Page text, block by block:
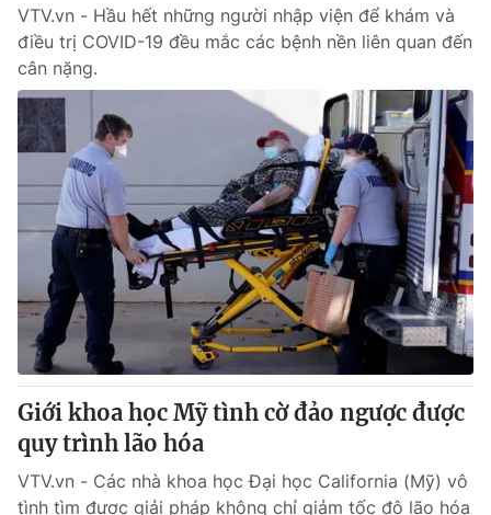
® Cấm sao chép dưới mọi hình thức nếu không có sự chấp
thuận bằng văn bản. Ghi rõ nguồn VTV.vn khi phát hành lại
thông tin từ website này.
VTV.vn - Hầu hết những người nhập viện để khám và
điều trị COVID-19 đều mắc các bệnh nền liên quan đến
cân nặng.
Giới khoa học Mỹ tình cờ đảo ngược được
quy trình lão hóa
VTV.vn - Các nhà khoa học Đại học California (Mỹ) vô
tình tìm được giải pháp không chỉ giảm tốc độ lão hóa